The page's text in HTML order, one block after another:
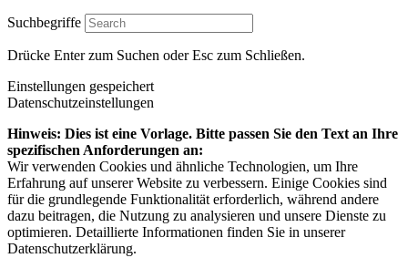
Suchbegriffe
Drücke Enter zum Suchen oder Esc zum Schließen.
Einstellungen gespeichert
Datenschutzeinstellungen
Hinweis: Dies ist eine Vorlage. Bitte passen Sie den Text an Ihre
spezifischen Anforderungen an:
Wir verwenden Cookies und ähnliche Technologien, um Ihre
Erfahrung auf unserer Website zu verbessern. Einige Cookies sind
für die grundlegende Funktionalität erforderlich, während andere
dazu beitragen, die Nutzung zu analysieren und unsere Dienste zu
optimieren. Detaillierte Informationen finden Sie in unserer
Datenschutzerklärung.